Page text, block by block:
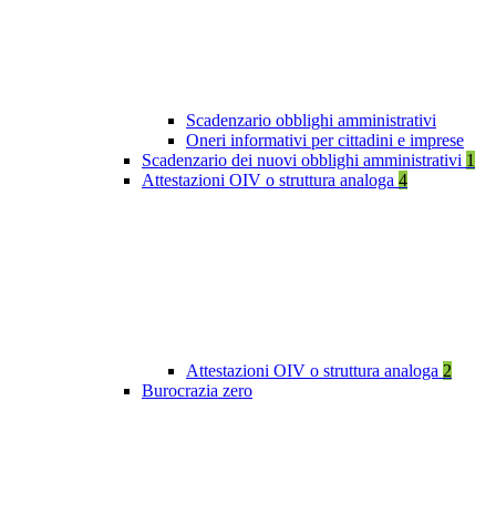
Scadenzario obblighi amministrativi
Oneri informativi per cittadini e imprese
Scadenzario dei nuovi obblighi amministrativi 1
Attestazioni OIV o struttura analoga 4
Attestazioni OIV o struttura analoga 2
Burocrazia zero